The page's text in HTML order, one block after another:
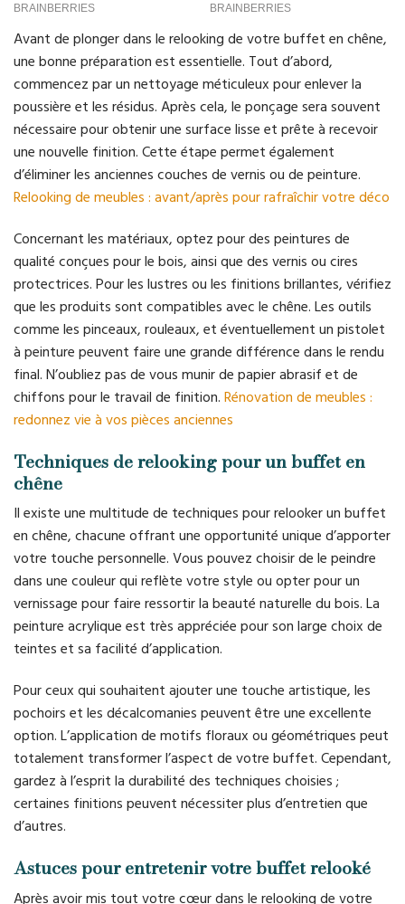
Avant de plonger dans le relooking de votre buffet en chêne,
une bonne préparation est essentielle. Tout d’abord,
commencez par un nettoyage méticuleux pour enlever la
poussière et les résidus. Après cela, le ponçage sera souvent
nécessaire pour obtenir une surface lisse et prête à recevoir
une nouvelle finition. Cette étape permet également
d’éliminer les anciennes couches de vernis ou de peinture.
Relooking de meubles : avant/après pour rafraîchir votre déco
Concernant les matériaux, optez pour des peintures de
qualité conçues pour le bois, ainsi que des vernis ou cires
protectrices. Pour les lustres ou les finitions brillantes, vérifiez
que les produits sont compatibles avec le chêne. Les outils
comme les pinceaux, rouleaux, et éventuellement un pistolet
à peinture peuvent faire une grande différence dans le rendu
final. N’oubliez pas de vous munir de papier abrasif et de
chiffons pour le travail de finition. Rénovation de meubles :
redonnez vie à vos pièces anciennes
Techniques de relooking pour un buffet en
chêne
Il existe une multitude de techniques pour relooker un buffet
en chêne, chacune offrant une opportunité unique d’apporter
votre touche personnelle. Vous pouvez choisir de le peindre
dans une couleur qui reflète votre style ou opter pour un
vernissage pour faire ressortir la beauté naturelle du bois. La
peinture acrylique est très appréciée pour son large choix de
teintes et sa facilité d’application.
Pour ceux qui souhaitent ajouter une touche artistique, les
pochoirs et les décalcomanies peuvent être une excellente
option. L’application de motifs floraux ou géométriques peut
totalement transformer l’aspect de votre buffet. Cependant,
gardez à l’esprit la durabilité des techniques choisies ;
certaines finitions peuvent nécessiter plus d’entretien que
d’autres.
Astuces pour entretenir votre buffet relooké
Après avoir mis tout votre cœur dans le relooking de votre